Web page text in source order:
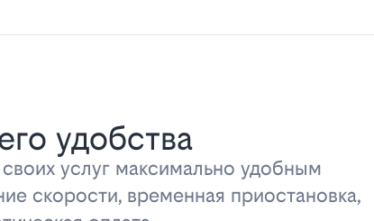
удобства
услуг максимально удобным
скорости, временная приостановка,